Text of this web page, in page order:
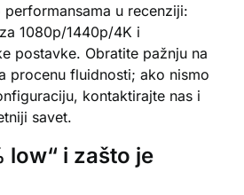
u recenziji:
1080p/1440p/4K i
postavke. Obratite pažnju na
procenu fluidnosti; ako nismo
kontaktirajte nas i
savet.
low“ i zašto je